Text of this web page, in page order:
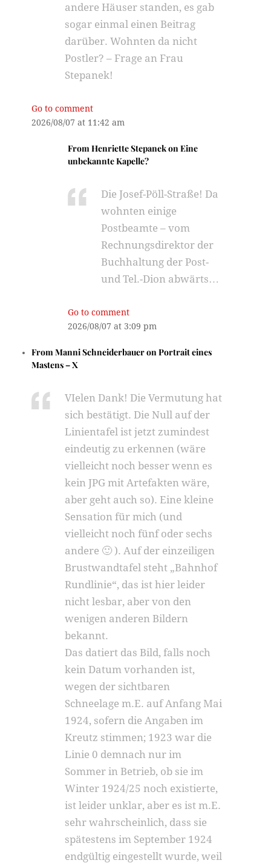
andere Häuser standen, es gab
sogar einmal einen Beitrag
darüber. Wohnten da nicht
Postler? – Frage an Frau
Stepanek!
Go to comment
2026/08/07 at 11:42 am
FromHenriette StepanekonEine
unbekannte Kapelle?
Die Josef-Pöll-Straße! Da
wohnten einige
Postbeamte – vom
Rechnungsdirektor der
Buchhaltung der Post-
und Tel.-Dion abwärts…
Go to comment
2026/08/07 at 3:09 pm
FromManni SchneiderbaueronPortrait eines
Mastens – X
VIelen Dank! Die Vermutung hat
sich bestätigt. Die Null auf der
Linientafel ist jetzt zumindest
eindeutig zu erkennen (wäre
vielleicht noch besser wenn es
kein JPG mit Artefakten wäre,
aber geht auch so). Eine kleine
Sensation für mich (und
vielleicht noch fünf oder sechs
andere 🙂 ). Auf der einzeiligen
Brustwandtafel steht „Bahnhof
Rundlinie“, das ist hier leider
nicht lesbar, aber von den
wenigen anderen Bildern
bekannt.
Das datiert das Bild, falls noch
kein Datum vorhanden ist,
wegen der sichtbaren
Schneelage m.E. auf Anfang Mai
1924, sofern die Angaben im
Kreutz stimmen; 1923 war die
Linie 0 demnach nur im
Sommer in Betrieb, ob sie im
Winter 1924/25 noch existierte,
ist leider unklar, aber es ist m.E.
sehr wahrscheinlich, dass sie
spätestens im September 1924
endgültig eingestellt wurde, weil